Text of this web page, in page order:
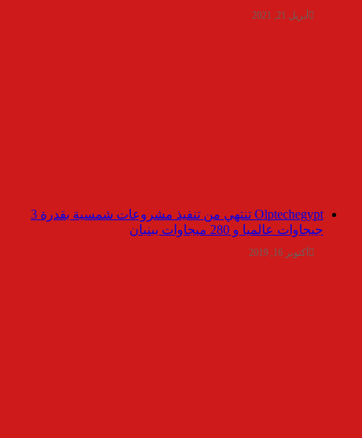
أبريل 21, 2021
Olptechegypt تنتهي من تنفيذ مشروعات شمسية بقدرة 3
جيجاوات عالميا و 280 ميجاوات ببنبان
أكتوبر 16, 2019